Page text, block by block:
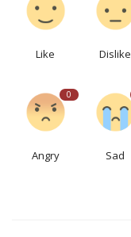
Like Dislike
0
Angry Sad